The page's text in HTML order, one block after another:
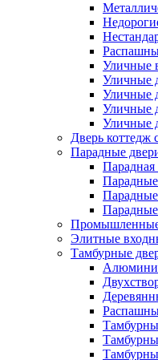
Уличные
Уличные
Уличные
Уличные
Уличные
Дверь коттедж
Парадные
Парадная
Парадные
Элитные
Тамбурные